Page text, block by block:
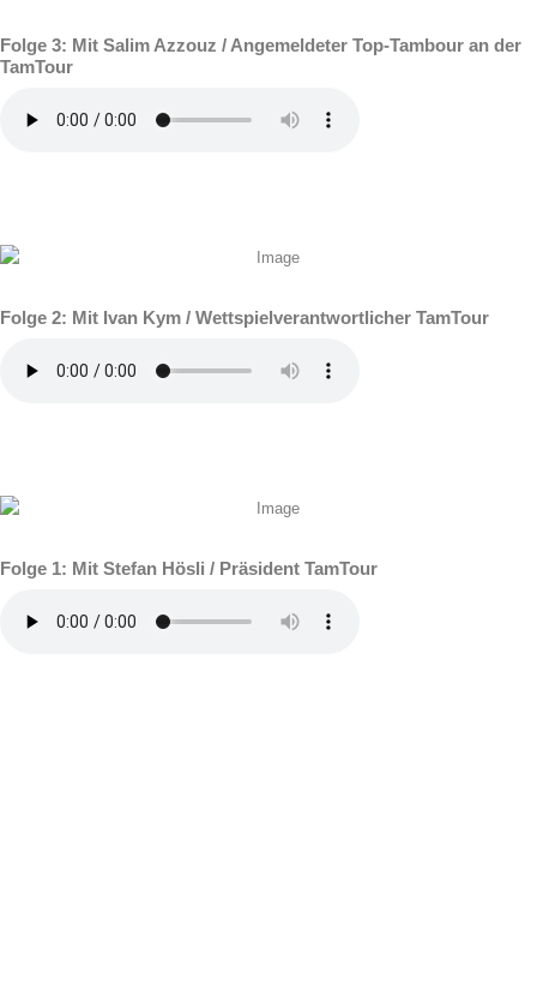
Folge 3: Mit Salim Azzouz / Angemeldeter Top-Tambour an der
TamTour
Folge 2: Mit Ivan Kym / Wettspielverantwortlicher TamTour
Folge 1: Mit Stefan Hösli / Präsident TamTour